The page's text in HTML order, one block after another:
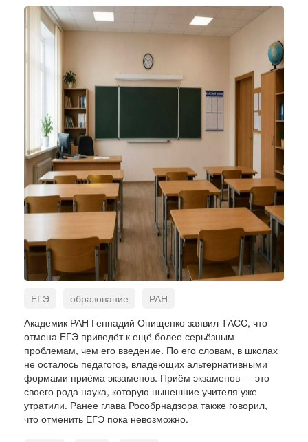
ЕГЭ образование
РАН
Геннадий Онищенко
Академик РАН Геннадий Онищенко заявил ТАСС, что
отмена ЕГЭ приведёт к ещё более серьёзным
проблемам, чем его введение. По его словам, в школах
не осталось педагогов, владеющих альтернативными
формами приёма экзаменов. Приём экзаменов — это
своего рода наука, которую нынешние учителя уже
утратили. Ранее глава Рособрнадзора также говорил,
что отменить ЕГЭ пока невозможно.